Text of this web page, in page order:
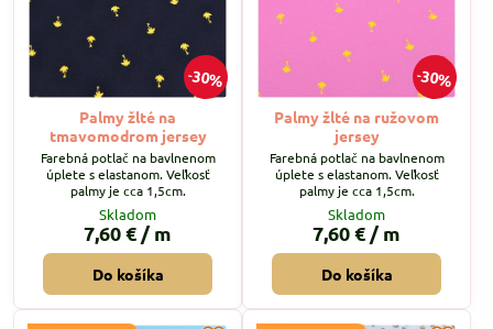
30%
Palmy žlté na
tmavomodrom jersey
Farebná potlač na bavlnenom
úplete s elastanom. Veľkosť
palmy je cca 1,5cm.
Skladom
7,60 € / m
Do košíka
30%
Palmy žlté na ružovom
jersey
Farebná potlač na bavlnenom
úplete s elastanom. Veľkosť
palmy je cca 1,5cm.
Skladom
7,60 € / m
Do košíka